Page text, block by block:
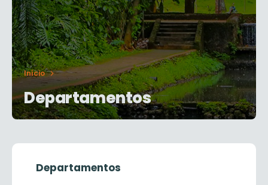
Início
Departamentos
Departamentos